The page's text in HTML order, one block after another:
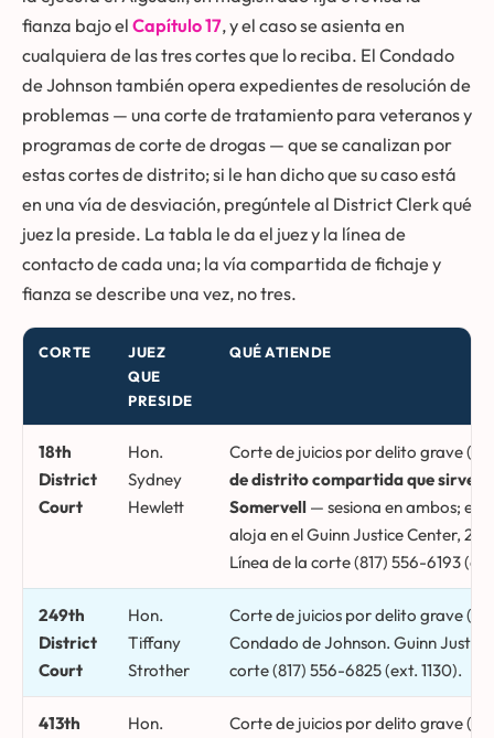
fianza bajo el Capítulo 17, y el caso se asienta en
cualquiera de las tres cortes que lo reciba. El Condado
de Johnson también opera expedientes de resolución de
problemas — una corte de tratamiento para veteranos y
programas de corte de drogas — que se canalizan por
estas cortes de distrito; si le han dicho que su caso está
en una vía de desviación, pregúntele al District Clerk qué
juez la preside. La tabla le da el juez y la línea de
contacto de cada una; la vía compartida de fichaje y
fianza se describe una vez, no tres.
CORTE
JUEZ
QUE
PRESIDE
QUÉ ATIENDE
18th
District
Court
Hon.
Sydney
Hewlett
Corte de juicios por delito grave
de distrito compartida que sirve a
Somervell — sesiona en ambos; en
aloja en el Guinn Justice Center,
Línea de la corte (817) 556-6193
249th
District
Court
Hon.
Tiffany
Strother
Corte de juicios por delito grave
Condado de Johnson. Guinn
corte (817) 556-6825 (ext. 1130).
413th
Hon.
Corte de juicios por delito grave